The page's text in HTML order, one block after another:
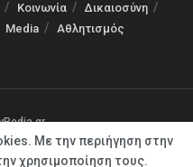
Κοινωνία
Δικαιοσύνη
Media Αθλητισμός
Με την περιήγηση στην
χρησιμοποίηση τους.